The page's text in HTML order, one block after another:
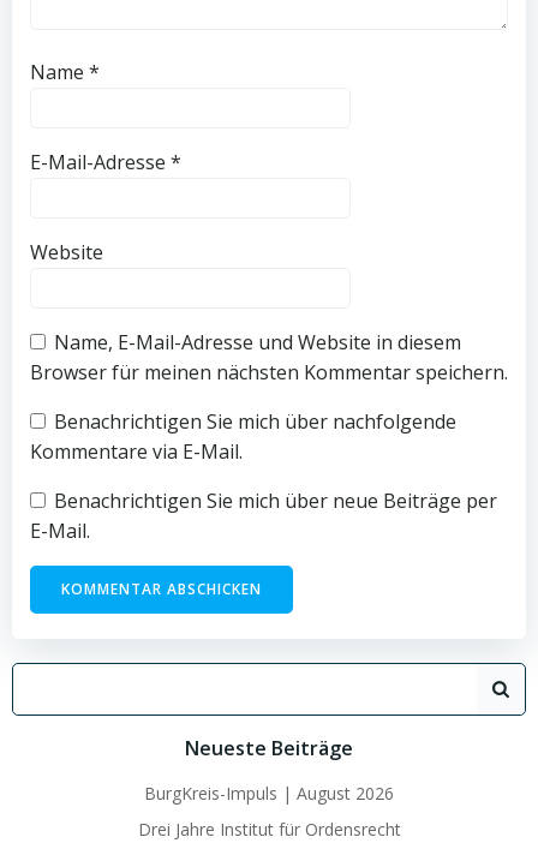
Name *
E-Mail-Adresse *
Website
Name, E-Mail-Adresse und Website in diesem
Browser für meinen nächsten Kommentar speichern.
Benachrichtigen Sie mich über nachfolgende
Kommentare via E-Mail.
Benachrichtigen Sie mich über neue Beiträge per
E-Mail.
for:
Neueste Beiträge
BurgKreis-Impuls | August 2026
Drei Jahre Institut für Ordensrecht